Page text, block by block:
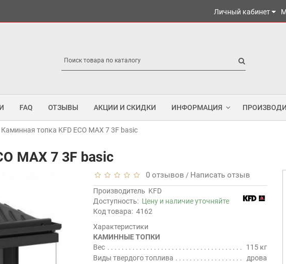
Личный кабинет
FAQ ОТЗЫВЫ АКЦИИ И СКИДКИ ИНФОРМАЦИЯ
Каминная топка KFD ECO MAX 7 3F basic
MAX 7 3F basic
0 отзывов / Написать отзыв
Производитель KFD
Доступность: Цену и наличие уточняйте
Код товара: 4162
Характеристики
КАМИННЫЕ ТОПКИ
Вес
115 кг
Виды твердого топлива
дрова